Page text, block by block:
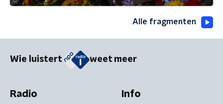
Alle fragmenten
Wie luistert weet meer
Radio Info